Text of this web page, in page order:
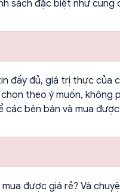
sách đặc biệt như cung
đầy đủ, giá trị thực của
theo ý muốn, không
bên bán và mua
được giá rẻ? Và